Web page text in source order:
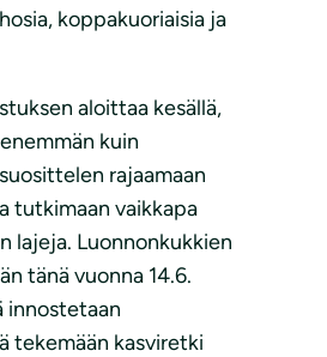
koppakuoriaisia ja
aloittaa kesällä,
kuin
rajaamaan
tutkimaan vaikkapa
lajeja. Luonnonkukkien
tänä vuonna 14.6.
innostetaan
tekemään kasviretki